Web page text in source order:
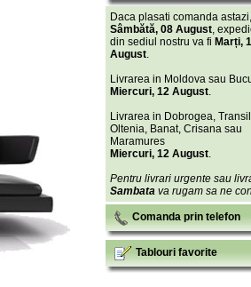
Daca plasati comanda astazi,
Sâmbătă, 08 August,
din sediul nostru va fi Marți,
August.
Livrarea in Moldova sau
Miercuri, 12 August.
Livrarea in Dobrogea,
Oltenia, Banat, Crisana sau
Maramures
Miercuri, 12 August.
Pentru livrari urgente sau
Sambata va rugam sa ne
Comanda prin telefon
Tablouri favorite